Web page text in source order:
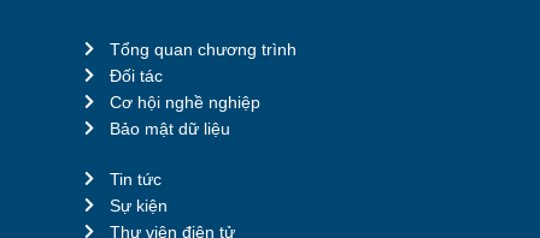
Tổng quan chương trình
Đối tác
Cơ hội nghề nghiệp
Bảo mật dữ liệu
Tin tức
Sự kiện
Thư viện điện tử